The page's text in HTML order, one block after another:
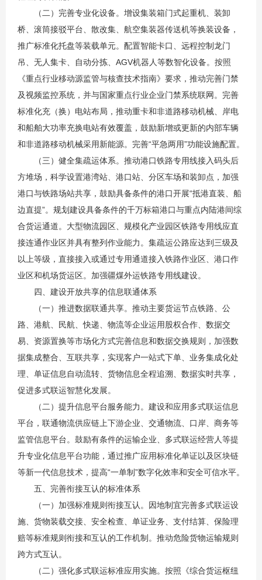
（二）完善专业化设备。增设集装箱门式起重机 、装卸
桥、滚筒接驳平台、散改集、航空集装器传送机等换装设备，
推广标准化托盘等装载单元。配置智能卡口、远程控制龙门
吊、无人集卡、自动分拣、AGV机器人等数智化设备。按照
《重点行业移动源监管与核查技术指南》要求，推动完善门禁
及视频监控系统，并与国家重点行业企业门禁系统联网。完善
标准化充（换）电站布局，推动重卡和非道路移动机械、岸电
和船舶大功率充换电站有效覆盖，鼓励新增或更新的内部车辆
和非道路移动机械采用新能源。完善“平急两用”功能设施配置。
（三）健全集疏运体系。推动港口铁路专用线接入码头后
方堆场，科学设置港湾站、港口站、分区车场和装卸点，加强
港口与铁路场站共享，鼓励具备条件的港口开展“抵港直装、船
边直提”。规划建设具备条件的千万标箱港口与重点内陆港间综
合货运通道。大型物流园区、规模化产业园区铁路专用线应直
接连通作业区并具有整列作业能力。集疏运公路应达到三级及
以上等级，直接接入或通过专用通道接入铁路作业区、港口作
业区和机场货运区。加强疆煤外运铁路专用线建设。
四、建设开放共享的信息联通体系
（一）推进数据联通共享。推动主要货运节点铁路、公
路、港航、民航、快递、物流等企业运用股权合作、数据交
易、资源置换等市场化方式完善信息和数据交换规则，加强数
据集成整合、互联共享，实现客户一站式下单、业务集成化处
理、单证信息自动流转、货物信息全程追溯、数据实时共享，
促进多式联运智慧化发展。
（二）提升信息平台服务能力。建设和应用多式联运信息
平台，联通物流供应链上下游企业、交通物流、口岸、商务等
监管信息平台。鼓励有条件的运输企业、多式联运经营人等提
升专业化信息平台功能，通过推广应用标准化单证以及区块链
等新一代信息技术，提高“一单制”数字化效率和安全可信水平。
五、完善衔接互认的标准体系
（一）加强标准规则衔接互认。因地制宜完善多式联运设
施、货物装载交接、安全检查、单证业务、支付结算、保险理
赔等标准规则衔接和互认的工作机制。推动危险货物运输规则
跨方式互认。
（二）强化多式联运标准应用实施。按照《综合货运枢纽